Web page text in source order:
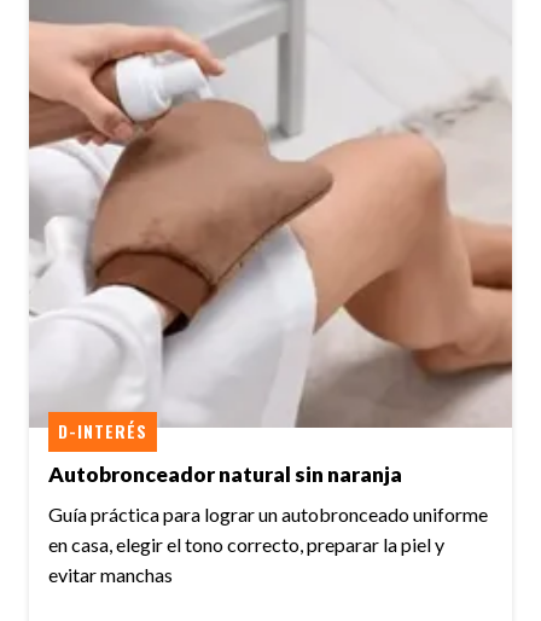
Autobronceador natural sin naranja
D-INTERÉS
Guía práctica para lograr un autobronceado uniforme
en casa, elegir el tono correcto, preparar la piel y
evitar manchas